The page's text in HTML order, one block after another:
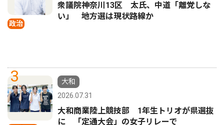
政治
衆議院神奈川13区 太氏、中道「離党しな
い」 地方選は現状路線か
3
大和
2026.07.31
大和商業陸上競技部 1年生トリオが県選抜
に 「定通大会」の女子リレーで